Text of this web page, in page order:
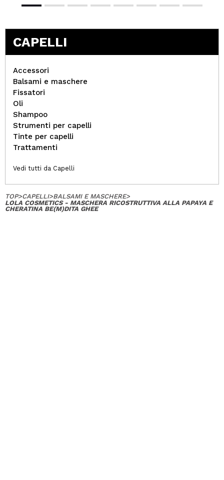
CAPELLI
Accessori
Balsami e maschere
Fissatori
Oli
Shampoo
Strumenti per capelli
Tinte per capelli
Trattamenti
Vedi tutti da Capelli
TOP>CAPELLI>BALSAMI E MASCHERE>
LOLA COSMETICS - MASCHERA RICOSTRUTTIVA ALLA PAPAYA E
CHERATINA BE(M)DITA GHEE